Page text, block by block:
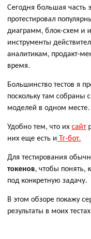
Сегодня большая часть
протестировал
диаграмм, блок-схем и
инструменты
аналитикам, продакт-
время.
Большинство тестов я
поскольку там собраны
моделей в одном месте.
Удобно тем, что ихсайт
них еще есть и Тг-бот.
Для тестирования
токенов, чтобы понять,
под конкретную задачу.
В этом обзоре покажу
результаты в моих